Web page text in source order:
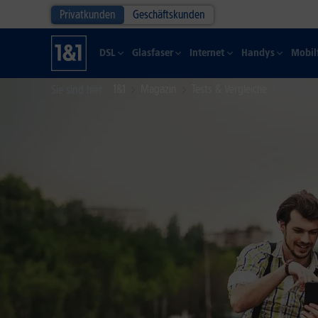
Privatkunden Geschäftskunden
DSL Glasfaser Internet Handys